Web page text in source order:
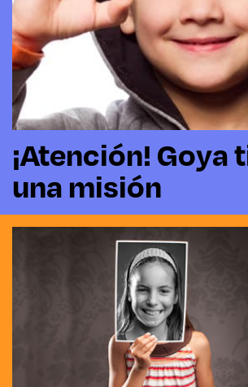
¡Atención! Goya
una misión